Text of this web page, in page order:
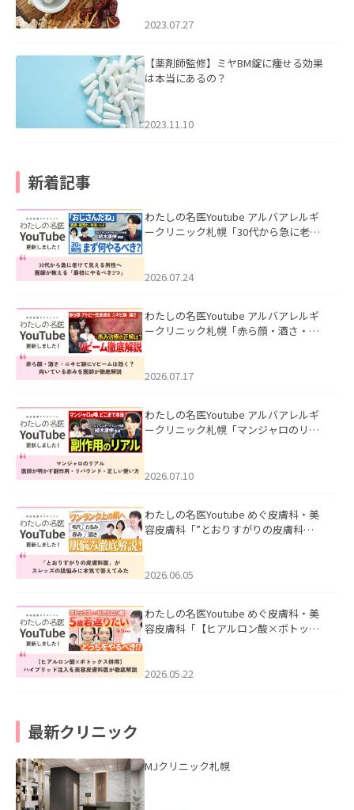
2023.07.27
【薬剤師監修】ミヤBM錠に痩せる効果
は本当にあるの？
2023.11.10
新着記事
わたしの名医Youtube アルバアレルギ
ークリニック札幌「30代から急に老け
た。
2026.07.24
わたしの名医Youtube アルバアレルギ
ークリニック札幌「赤ら顔・酒さ・ニ
した。
2026.07.17
わたしの名医Youtube アルバアレルギ
ークリニック札幌「マンジャロのリア
た。
2026.07.10
わたしの名医Youtube めぐ皮膚科・美
容皮膚科「”とおりすがりの皮膚科
2026.06.05
わたしの名医Youtube めぐ皮膚科・美
容皮膚科「【ヒアルロン酸×ボトック
た。
2026.05.22
最新クリニック
MJクリニック札幌